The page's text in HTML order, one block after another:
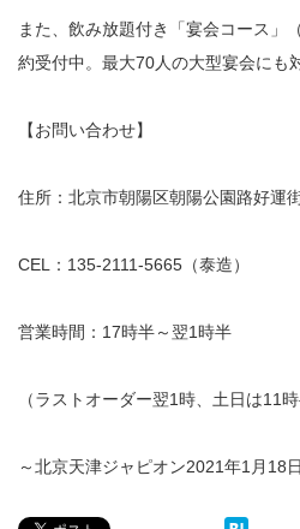
また、飲み放題付き「宴会コース」
約受付中。最大70人の大型宴会にも
【お問い合わせ】
住所：北京市朝陽区朝陽公園路好
CEL：135-2111-5665（泰造）
営業時間：17時半～翌1時半
（ラストオーダー翌1時、土日は11時
～北京天津ジャピオン2021年1月18